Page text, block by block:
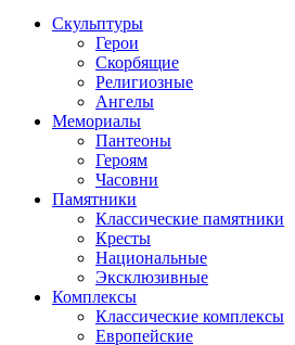
Скульптуры
Герои
Скорбящие
Религиозные
Ангелы
Мемориалы
Пантеоны
Героям
Часовни
Памятники
Классические памятники
Кресты
Национальные
Эксклюзивные
Комплексы
Классические комплексы
Европейские